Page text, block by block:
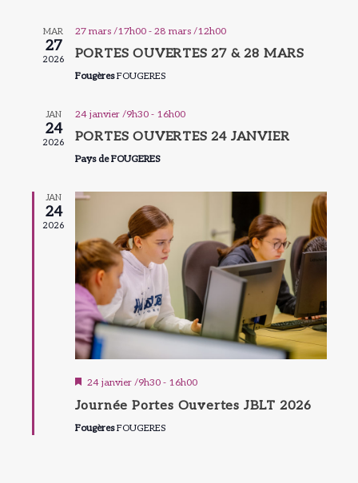
MAR
27
2026
27 mars /17h00- 28 mars /12h00
PORTES OUVERTES 27 & 28 MARS
FougèresFOUGERES
JAN
24
2026
24 janvier /9h30- 16h00
PORTES OUVERTES 24 JANVIER
Pays de FOUGERES
JAN
24
2026
Mis
avant
24 janvier /9h30- 16h00
Journée Portes Ouvertes JBLT 2026
FougèresFOUGERES